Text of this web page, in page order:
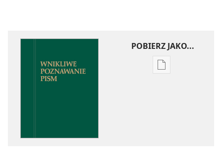
POBIERZ JAKO...
Ustawienia